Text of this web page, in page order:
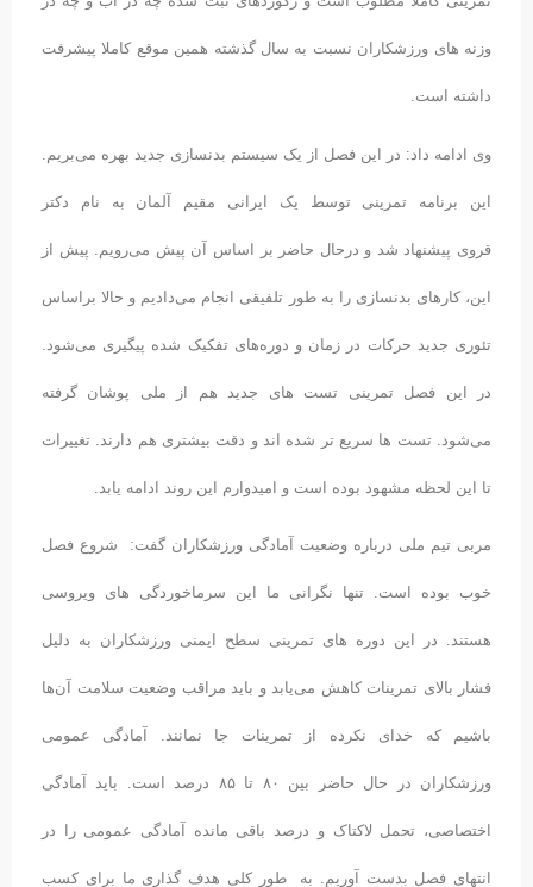
وزنه های ورزشکاران نسبت به سال گذشته همین موقع کاملا پیشرفت
داشته است.
وی ادامه داد: در این فصل از یک سیستم بدنسازی جدید بهره می‌بریم.
این برنامه تمرینی توسط یک ایرانی مقیم آلمان به نام دکتر
قروی پیشنهاد شد و درحال حاضر بر اساس آن پیش می‌رویم. پیش از
این، کارهای بدنسازی را به طور تلفیقی انجام می‌دادیم و حالا براساس
تئوری جدید حرکات در زمان و دوره‌های تفکیک شده پیگیری می‌شود.
در این فصل تمرینی تست های جدید هم از ملی پوشان گرفته
می‌شود. تست ها سریع تر شده اند و دقت بیشتری هم دارند. تغییرات
تا این لحظه مشهود بوده است و امیدوارم این روند ادامه یابد.
مربی تیم ملی درباره وضعیت آمادگی ورزشکاران گفت: شروع فصل
خوب بوده است. تنها نگرانی ما این سرماخوردگی های ویروسی
هستند. در این دوره های تمرینی سطح ایمنی ورزشکاران به دلیل
فشار بالای تمرینات کاهش می‌یابد و باید مراقب وضعیت سلامت آن‌ها
باشیم که خدای نکرده از تمرینات جا نمانند. آمادگی عمومی
ورزشکاران در حال حاضر بین ۸۰ تا ۸۵ درصد است. باید آمادگی
اختصاصی، تحمل لاکتاک و درصد باقی مانده آمادگی عمومی را در
انتهای فصل بدست آوریم. به طور کلی هدف گذاری ما برای کسب